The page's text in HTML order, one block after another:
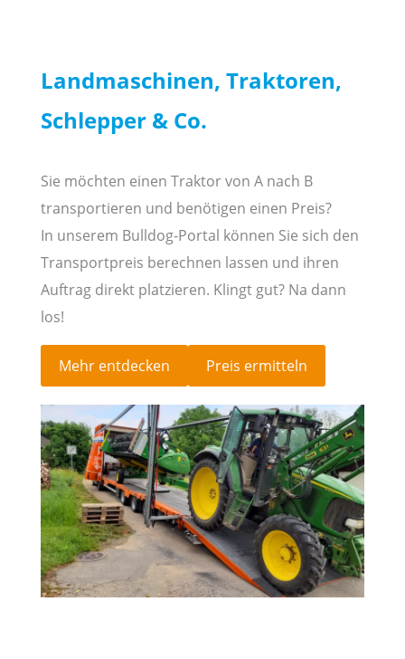
Landmaschinen, Traktoren,
Schlepper & Co.
Sie möchten einen Traktor von A nach B
transportieren und benötigen einen Preis?
In unserem Bulldog-Portal können Sie sich den
Transportpreis berechnen lassen und ihren
Auftrag direkt platzieren. Klingt gut? Na dann
los!
Mehr entdecken Preis ermitteln